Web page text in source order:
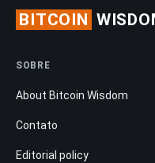
BITCOIN
SOBRE
About Bitcoin Wisdom
Contato
Editorial policy